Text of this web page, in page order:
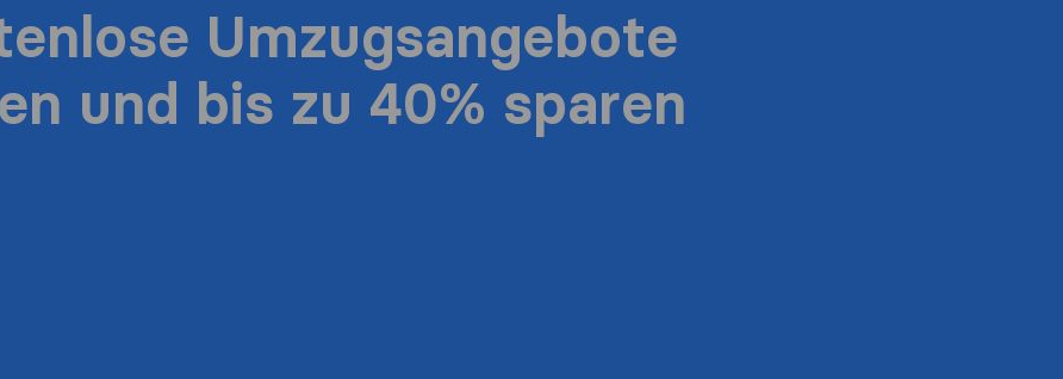
Umzugsangebote
und bis zu 40% sparen